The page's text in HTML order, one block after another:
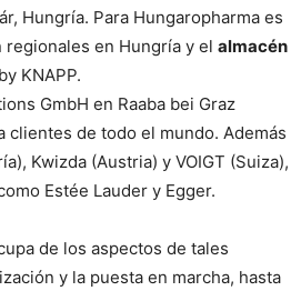
Hungría. Para Hungaropharma es
en Hungría y el almacén
KNAPP.
GmbH en Raaba bei Graz
clientes de todo el mundo. Además
Kwizda (Austria) y VOIGT (Suiza),
Estée Lauder y Egger.
de los aspectos de tales
y la puesta en marcha, hasta